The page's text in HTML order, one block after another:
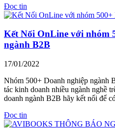
Đọc tin
Kết Nối OnLine với nhóm
ngành B2B
17/01/2022
Nhóm 500+ Doanh nghiệp ngành
tác kinh doanh nhiều ngành nghề
doanh ngành B2B hãy kết nối để
Đọc tin